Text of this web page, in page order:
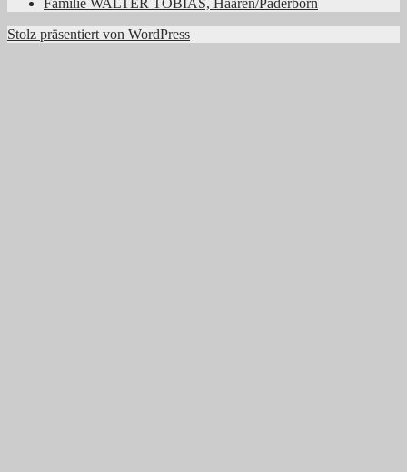
Familie WALTER TOBIAS, Haaren/Paderborn
Stolz präsentiert von WordPress